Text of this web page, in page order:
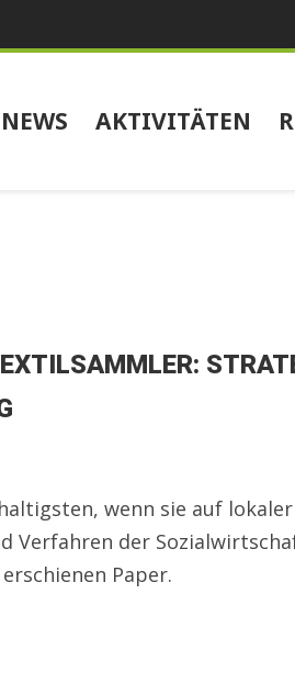
NEWS AKTIVITÄTEN
wenn sie auf
Verfahren der
Paper.